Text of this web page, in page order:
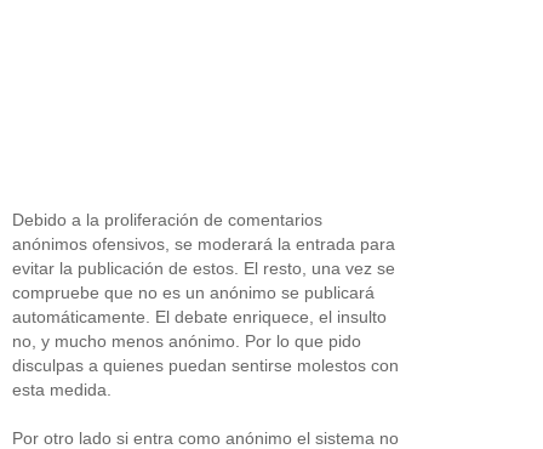
Debido a la proliferación de comentarios
anónimos ofensivos, se moderará la entrada para
evitar la publicación de estos. El resto, una vez se
compruebe que no es un anónimo se publicará
automáticamente. El debate enriquece, el insulto
no, y mucho menos anónimo. Por lo que pido
disculpas a quienes puedan sentirse molestos con
esta medida.
Por otro lado si entra como anónimo el sistema no